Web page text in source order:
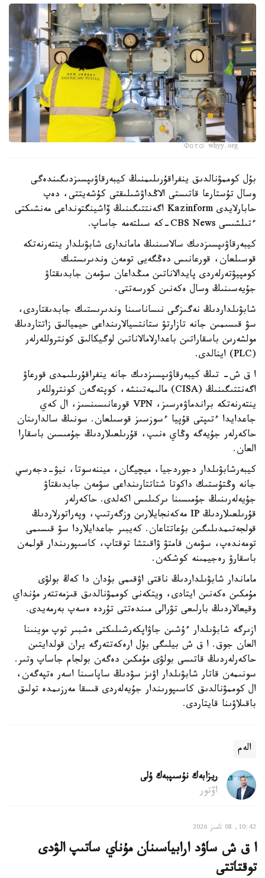
Фото: whyy.org
بۇل كوممۋنالدىق ينفراقۇرىلىمنىڭ كيبەرقاۋىپسىزدىگىندەگى
وسال تۇستارعا قاتىستى الاڭداۋشىلىقتى كۇشەيتتى، دەپ
حابارلايدى Kazinform اگەنتتىگىنىڭ ۆاشينگتونداعى مەنشىكتى
ءتىلشىسى CBS News-كە سىلتەمە جاساپ.
كيبەرقاۋىپسىزدىك سالاسىنىڭ ماماندارى شابۋىلدار ينتەرنەتكە
قوسىلعان، قورعانىس دەڭگەيى تومەن وندىرىستىك
كومپيۋتەرلەردى پايدالاناتىن مىڭداعان سۋمەن جابدىقتاۋ
جۇيەسىنىڭ وسال ەكەنىن كورسەتتى.
شابۋىلداردىڭ نەگىزگى نىساناسىنا وندىرىستىك جابدىقتاردى،
سۋ قىسىمىن جانە تازارتۋ ستانتسيالارىنداعى حيميالىق زاتتاردىڭ
مولشەرىن باسقاراتىن باعدارلامالاناتىن لوگيكالىق كونتروللەرلەر
(PLC) اينالدى.
ا ق ش- تىڭ كيبەرقاۋىپسىزدىك جانە ينفراقۇرىلىمدى قورعاۋ
اگەنتتىگىنىڭ (CISA) مالىمەتىنشە، كوپتەگەن كونتروللەر
ينتەرنەتكە براندماۋەرسىز، VPN قورعانىسىنسىز، ال كەي
جاعدايدا ءتىپتى قۇپيا ءسوزسىز قوسىلعان. سونىڭ سالدارىنان
حاكەرلەر جۇيەگە وڭاي ەنىپ، قۇرىلعىلاردىڭ جۇمىسىن باسقارا
العان.
كيبەرشابۋىلدار دجوردجيا، ميچيگان، ميننەسوتا، نيۋ-دجەرسي
جانە وڭتۇستىك داكوتا شتاتتارىنداعى سۋمەن جابدىقتاۋ
جۇيەلەرىنىڭ جۇمىسىنا ىركىلىس اكەلدى. حاكەرلەر
قۇرىلعىلاردىڭ IP مەكەنجايلارىن وزگەرتىپ، وپەراتورلاردىڭ
قولجەتىمدىلىگىن بۇعاتتاعان. كەيبىر جاعدايلاردا سۋ قىسىمى
تومەندەپ، سۋمەن قامتۋ ۋاقىتشا توقتاپ، كاسىپورىندار قولمەن
باسقارۋ رەجيمىنە كوشكەن.
ماماندار شابۋىلداردىڭ ناقتى اۋقىمى بۇدان دا كەڭ بولۋى
مۇمكىن ەكەنىن ايتادى، ويتكەنى كوممۋنالدىق قىزمەتتەر مۇنداي
وقيعالاردىڭ بارلىعى تۋرالى مىندەتتى تۇردە ەسەپ بەرمەيدى.
ازىرگە شابۋىلدار ءۇشىن جاۋاپكەرشىلىكتى ەشبىر توپ موينىنا
العان جوق. ا ق ش بيلىگى بۇل ارەكەتتەرگە يران قولدايتىن
حاكەرلەردىڭ قاتىسى بولۋى مۇمكىن دەگەن بولجام جاساپ وتىر.
سونىمەن قاتار شابۋىلدار اۋىز سۋدىڭ ساپاسىنا اسەر ەتپەگەن،
ال كوممۋنالدىق كاسىپورىندار جۇيەلەردى قىسقا مەرزىمدە تولىق
باقىلاۋىنا قايتاردى.
الەم
ريزابەك نۇسىپبەك ۇلى
اۆتور
10:42, 08 تامىز 2026
ا ق ش ساۋد ارابياسىنان مۇناي ساتىپ الۋدى
توقتاتتى